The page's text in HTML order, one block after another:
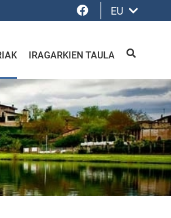
Facebook
EU
IRAGARKIEN TAULA BILATU